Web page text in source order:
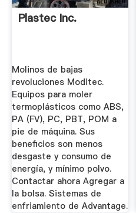
Plastec Inc.
Molinos de bajas
revoluciones Moditec.
Equipos para moler
termoplásticos como ABS,
PA (FV), PC, PBT, POM a
pie de máquina. Sus
beneficios son menos
desgaste y consumo de
energía, y mínimo polvo.
Contactar ahora Agregar a
la bolsa. Sistemas de
enfriamiento de Advantage.